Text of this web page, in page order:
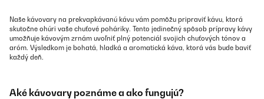
Naše kávovary na prekvapkávanú kávu vám pomôžu pripraviť kávu, ktorá
skutočne ohúri vaše chuťové poháriky. Tento jedinečný spôsob prípravy kávy
umožňuje kávovým zrnám uvoľniť plný potenciál svojich chuťových tónov a
aróm. Výsledkom je bohatá, hladká a aromatická káva, ktorá vás bude baviť
každý deň.
Aké kávovary poznáme a ako fungujú?